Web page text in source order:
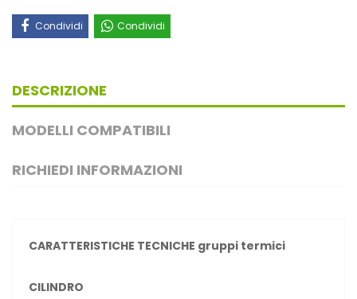
Condividi Condividi
DESCRIZIONE
MODELLI COMPATIBILI
RICHIEDI INFORMAZIONI
CARATTERISTICHE TECNICHE gruppi termici
CILINDRO